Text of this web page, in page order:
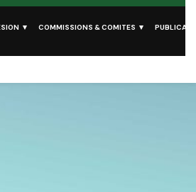
COMMISSIONS & COMITES